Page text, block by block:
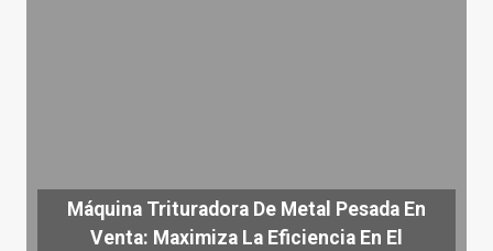
Máquina Trituradora De Metal Pesada En
Venta: Maximiza La Eficiencia En El